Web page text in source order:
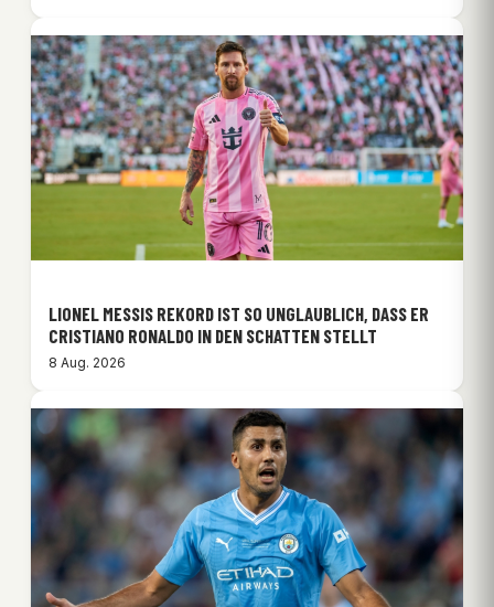
LIONEL MESSIS REKORD IST SO UNGLAUBLICH, DASS ER
CRISTIANO RONALDO IN DEN SCHATTEN STELLT
8 Aug. 2026